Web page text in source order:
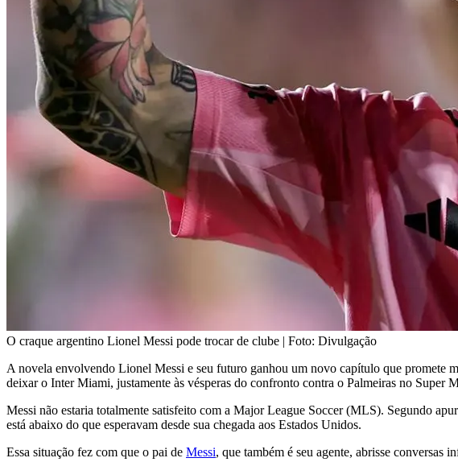
O craque argentino Lionel Messi pode trocar de clube | Foto: Divulgação
A novela envolvendo Lionel Messi e seu futuro ganhou um novo capítulo que promete
deixar o Inter Miami, justamente às vésperas do confronto contra o Palmeiras no Super
Messi não estaria totalmente satisfeito com a Major League Soccer (MLS). Segundo
está abaixo do que esperavam desde sua chegada aos Estados Unidos.
Essa situação fez com que o pai de Messi, que também é seu agente, abrisse conversas